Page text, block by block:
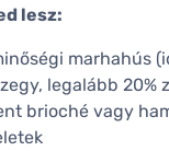
lesz:
marhahús
legalább 20%
brioché vagy